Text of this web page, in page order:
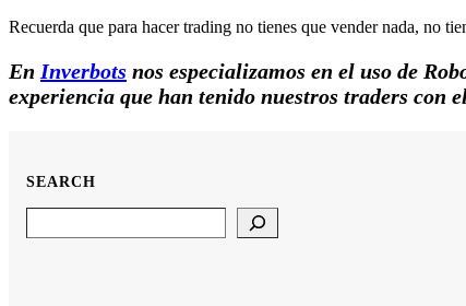
Recuerda que para hacer trading no tienes que vender nada, no
En Inverbots nos especializamos en el uso de
experiencia que han tenido nuestros traders con
SEARCH